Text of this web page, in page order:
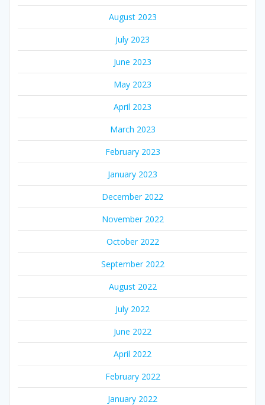
August 2023
July 2023
June 2023
May 2023
April 2023
March 2023
February 2023
January 2023
December 2022
November 2022
October 2022
September 2022
August 2022
July 2022
June 2022
April 2022
February 2022
January 2022